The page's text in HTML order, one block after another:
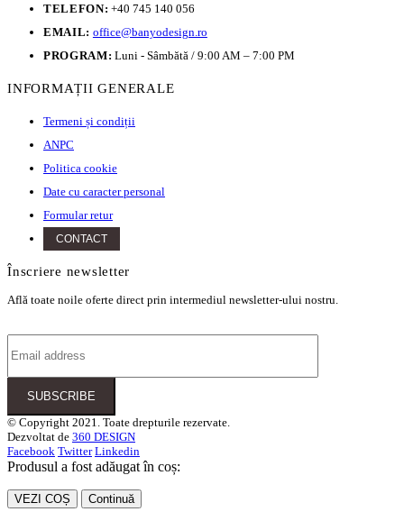
TELEFON: +40 745 140 056
EMAIL: office@banyodesign.ro
PROGRAM: Luni - Sâmbătă / 9:00 AM – 7:00 PM
INFORMAȚII GENERALE
Termeni și condiții
ANPC
Politica cookie
Date cu caracter personal
Formular retur
CONTACT
Înscriere newsletter
Află toate noile oferte direct prin intermediul newsletter-ului nostru.
© Copyright 2021. Toate drepturile rezervate.
Dezvoltat de 360 DESIGN
Facebook Twitter Linkedin
Produsul a fost adăugat în coș:
VEZI COȘ Continuă